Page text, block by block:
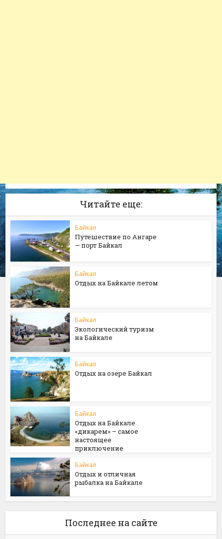
Читайте еще:
Байкал
Путешествие по Ангаре
— порт Байкал
Байкал
Отдых на Байкале летом
Байкал
Экологический туризм
на Байкале
Байкал
Отдых на озере Байкал
Байкал
Отдых на Байкале
«дикарем» – самое
настоящее
приключение
Байкал
Отдых и отличная
рыбалка на Байкале
Последнее на сайте